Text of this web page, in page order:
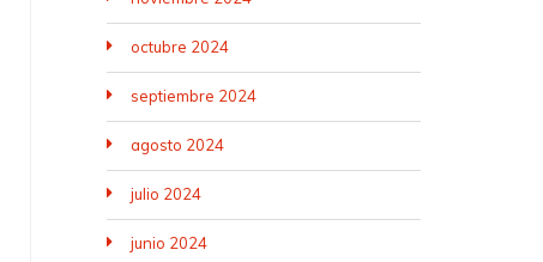
octubre 2024
septiembre 2024
agosto 2024
julio 2024
junio 2024